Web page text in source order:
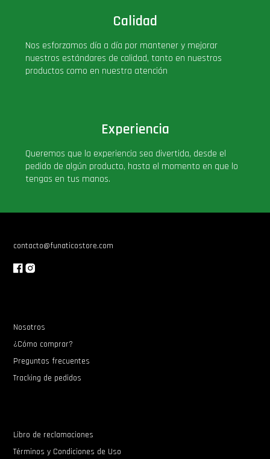
Pop Rides
PRÓXIMAMENTE
Calidad
Nos esforzamos día a día por mantener y mejorar
nuestros estándares de calidad, tanto en nuestros
productos como en nuestra atención
Experiencia
Queremos que la experiencia sea divertida, desde el
pedido de algún producto, hasta el momento en que lo
tengas en tus manos.
contacto@funaticostore.com
Nosotros
¿Cómo comprar?
Preguntas frecuentes
Tracking de pedidos
Libro de reclamaciones
Términos y Condiciones de Uso